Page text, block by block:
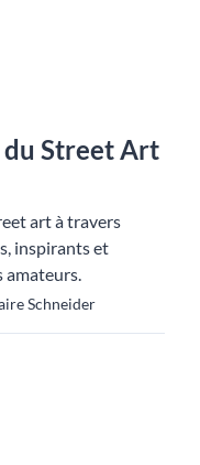
du Street Art
art à travers
inspirants et
amateurs.
Schneider